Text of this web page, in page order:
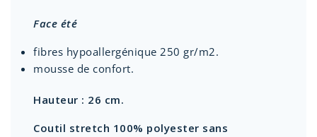
Face été
fibres hypoallergénique 250 gr/m2.
mousse de confort.
Hauteur : 26 cm.
Coutil stretch 100% polyester sans